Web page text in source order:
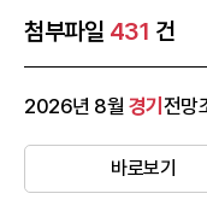
첨부파일 431 건
2026년 8월 경기 전망
바로보기